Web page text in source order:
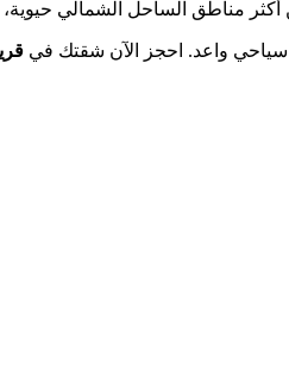
أكثر مناطق الساحل الشمالي
سياحي واعد. احجز الآن شقتك في